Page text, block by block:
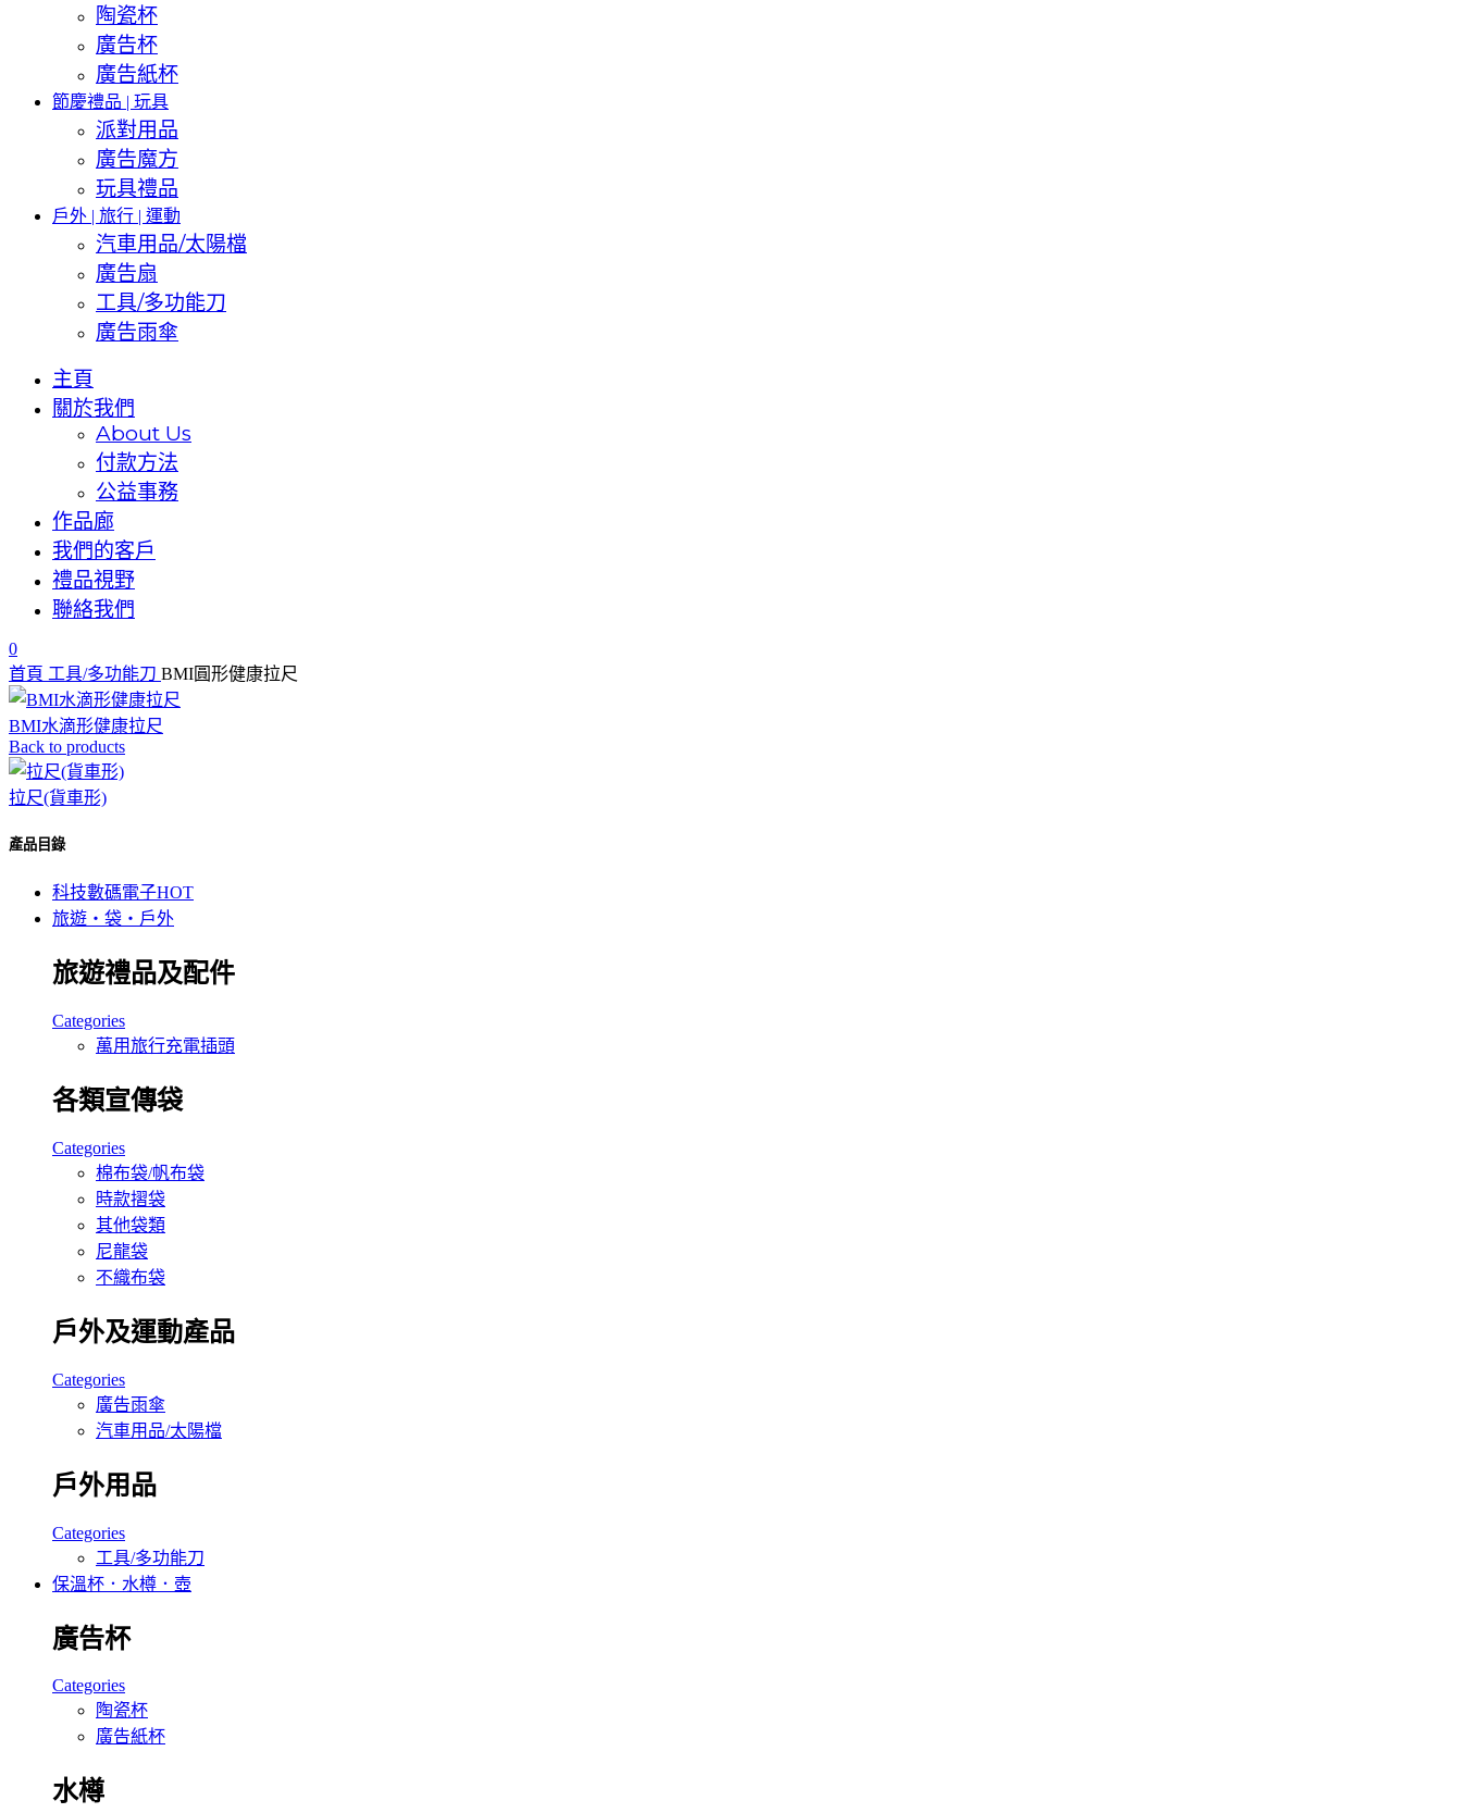
陶瓷杯
廣告杯
廣告紙杯
節慶禮品 | 玩具
派對用品
廣告魔方
玩具禮品
戶外 | 旅行 | 運動
汽車用品/太陽檔
廣告扇
工具/多功能刀
廣告雨傘
主頁
關於我們
About Us
付款方法
公益事務
作品廊
我們的客戶
禮品視野
聯絡我們
0
首頁 工具/多功能刀 BMI圓形健康拉尺
BMI水滴形健康拉尺
Back to products
拉尺(貨車形)
產品目錄
科技數碼電子HOT
旅遊‧袋‧戶外
旅遊禮品及配件
Categories
萬用旅行充電插頭
各類宣傳袋
Categories
棉布袋/帆布袋
時款摺袋
其他袋類
尼龍袋
不織布袋
戶外及運動產品
Categories
廣告雨傘
汽車用品/太陽檔
戶外用品
Categories
工具/多功能刀
保溫杯．水樽．壺
廣告杯
Categories
陶瓷杯
廣告紙杯
水樽